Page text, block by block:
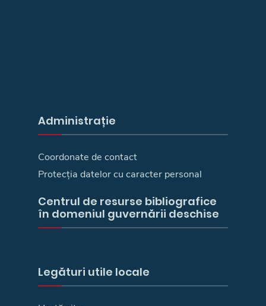
Administrație
Coordonate de contact
Protecția datelor cu caracter personal
Centrul de resurse bibliografice
în domeniul guvernării deschise
Legături utile locale